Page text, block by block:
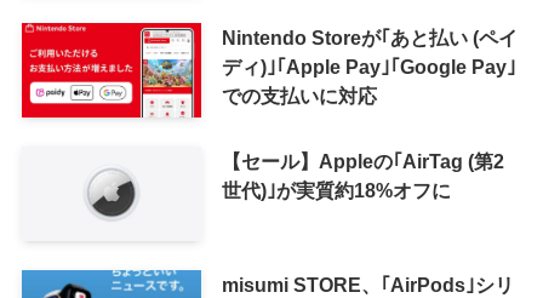
Nintendo Storeが｢あと払い (ペイ
ディ)｣｢Apple Pay｣｢Google Pay｣
での支払いに対応
【セール】Appleの｢AirTag (第2
世代)｣が実質約18%オフに
misumi STORE、｢AirPods｣シリ